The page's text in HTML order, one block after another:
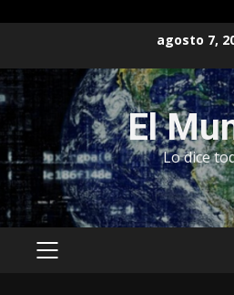
contenido
agosto 7,
El
Lo dice
MENÚ